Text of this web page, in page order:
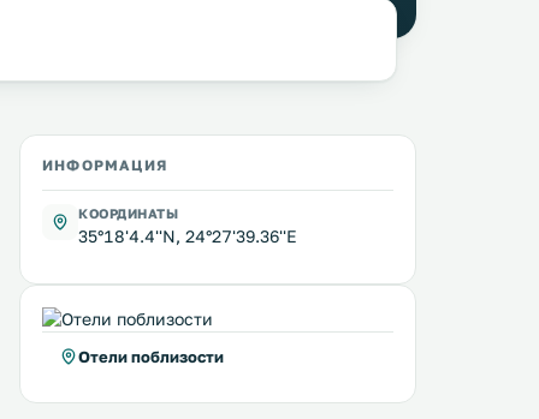
ИНФОРМАЦИЯ
КООРДИНАТЫ
35°18'4.4''N, 24°27'39.36''E
Отели поблизости